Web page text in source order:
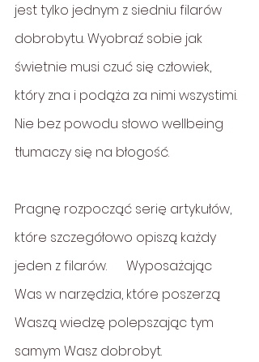
jest tylko jednym z siedniu filarów
dobrobytu. Wyobraź sobie jak
świetnie musi czuć się człowiek,
który zna i podąża za nimi wszystimi.
Nie bez powodu słowo wellbeing
tłumaczy się na błogość.
Pragnę rozpocząć serię artykułów,
które szczegółowo opiszą każdy
jeden z filarów.      Wyposażając
Was w narzędzia, które poszerzą
Waszą wiedzę polepszając tym
samym Wasz dobrobyt.